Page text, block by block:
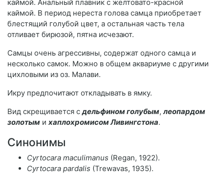
каймой. Анальный плавник с желтовато-красной
каймой. В период нереста голова самца приобретает
блестящий голубой цвет, а остальная часть тела
отливает бирюзой, пятна исчезают.
Самцы очень агрессивны, содержат одного самца и
несколько самок. Можно в общем аквариуме с другими
цихловыми из оз. Малави.
Икру предпочитают откладывать в ямку.
Вид скрещивается сдельфином голубым,леопардом
золотым и хаплохромисом Ливингстона.
Синонимы
Cyrtocara maculimanus (Regan, 1922).
Cyrtocara pardalis (Trewavas, 1935).